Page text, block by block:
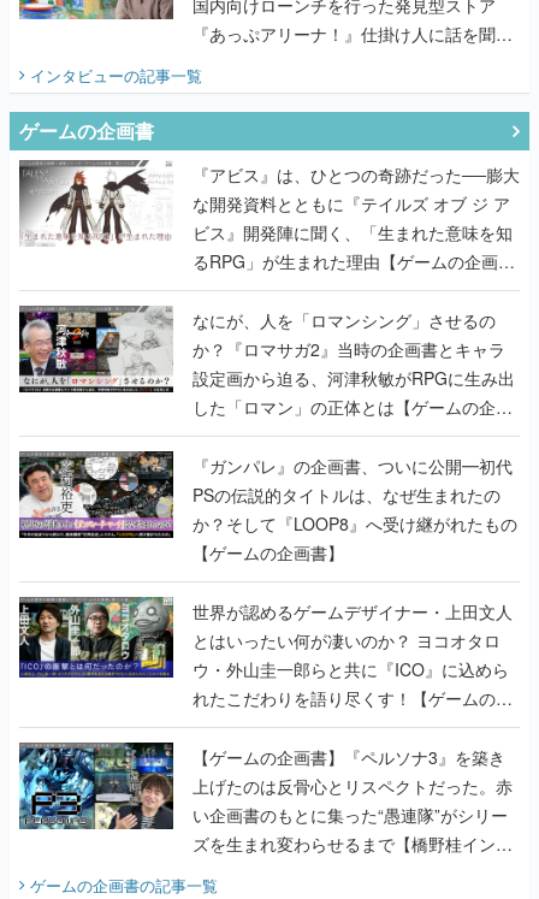
『あっぷアリーナ！』仕掛け人に話を聞い
インタビューの記事一覧
ゲームの企画書
『アビス』は、ひとつの奇跡だった──膨大
な開発資料とともに『テイルズ オブ ジ ア
ビス』開発陣に聞く、「生まれた意味を知
るRPG」が生まれた理由【ゲームの企画
書】
なにが、人を「ロマンシング」させるの
か？『ロマサガ2』当時の企画書とキャラ
設定画から迫る、河津秋敏がRPGに生み出
した「ロマン」の正体とは【ゲームの企画
書】
『ガンパレ』の企画書、ついに公開━初代
PSの伝説的タイトルは、なぜ生まれたの
か？そして『LOOP8』へ受け継がれたもの
【ゲームの企画書】
世界が認めるゲームデザイナー・上田文人
とはいったい何が凄いのか？ ヨコオタロ
ウ・外山圭一郎らと共に『ICO』に込めら
れたこだわりを語り尽くす！【ゲームの企
画書】
【ゲームの企画書】『ペルソナ3』を築き
上げたのは反骨心とリスペクトだった。赤
い企画書のもとに集った“愚連隊”がシリー
ズを生まれ変わらせるまで【橋野桂インタ
ゲームの企画書の記事一覧